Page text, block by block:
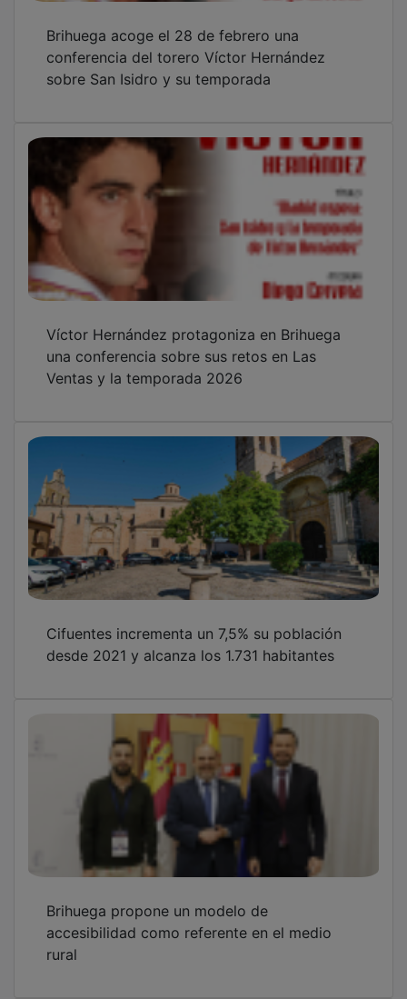
conferencia del torero Víctor Hernández
sobre San Isidro y su temporada
una conferencia sobre sus retos en Las
Ventas y la temporada 2026
desde 2021 y alcanza los 1.731 habitantes
accesibilidad como referente en el medio
rural